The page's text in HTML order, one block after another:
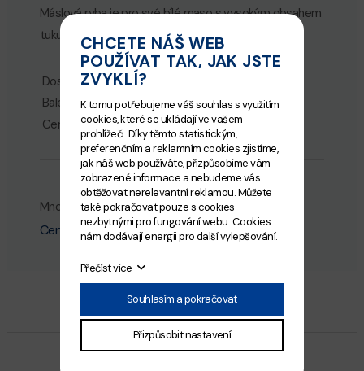
Máslová ryba je pro své bílé maso s vysokým obsahem
tuku velice delikátní lahůdka.
Dostupnost:
Skladem
Balení:
Cena za 1 kg:
590.00 Kč
Množství
Cena: 177Kč
Přidat do košíku
CHCETE NÁŠ WEB
POUŽÍVAT TAK, JAK JSTE
ZVYKLÍ?
K tomu potřebujeme váš souhlas s využitím
cookies, které se ukládají ve vašem
prohlížeči. Díky těmto statistickým,
preferenčním a reklamním cookies zjistíme,
jak náš web používáte, přizpůsobíme vám
zobrazené informace a nebudeme vás
obtěžovat nerelevantní reklamou. Můžete
také pokračovat pouze s cookies
nezbytnými pro fungování webu. Cookies
nám dodávají energii pro další vylepšování.
Přečíst více
Souhlasím a pokračovat
Přizpůsobit nastavení